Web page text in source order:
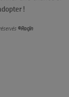
!
©Racjin